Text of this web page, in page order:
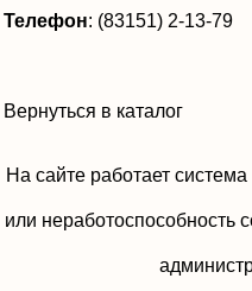
Телефон: (83151) 2-13-79
Вернуться в каталог
На сайте работает
или неработоспособность